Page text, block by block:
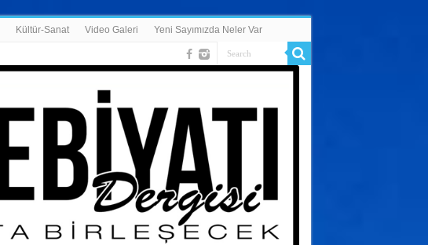
Kültür-Sanat Video Galeri Yeni Sayımızda Neler Var